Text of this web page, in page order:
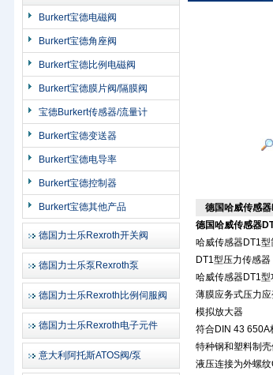
Burkert宝德电磁阀
Burkert宝德角座阀
Burkert宝德比例电磁阀
Burkert宝德膜片阀/隔膜阀
宝德Burkert传感器/流量计
Burkert宝德变送器
Burkert宝德电导率
Burkert宝德控制器
Burkert宝德其他产品
德国力士乐Rexroth开关阀
德国力士乐泵Rexroth泵
德国力士乐Rexroth比例伺服阀
德国力士乐Rexroth电子元件
意大利阿托斯ATOS阀/泵
德国哈威传感
德国哈威传感器
哈威传感器DT1型
DT1型压力传感
哈威传感器DT1型
薄膜应务式压力
模拟放大器
符合DIN 43 650A
特种钢和塑料制
液压连接为外螺纹